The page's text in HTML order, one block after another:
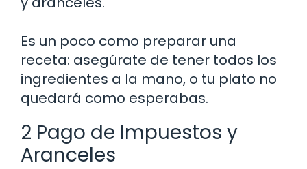
Es un poco como preparar una
receta: asegúrate de tener todos los
ingredientes a la mano, o tu plato no
quedará como esperabas.
2 Pago de Impuestos y
Aranceles